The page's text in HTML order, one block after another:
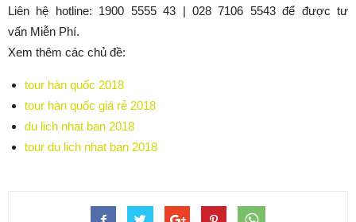
Liên hệ hotline: 1900 5555 43 | 028 7106 5543 để được tư
vấn Miễn Phí.
Xem thêm các chủ đề:
tour hàn quốc 2018
tour hàn quốc giá rẻ 2018
du lich nhat ban 2018
tour du lich nhat ban 2018